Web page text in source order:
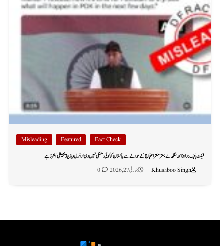
Fact Check
Featured
Misleading
فیکٹ چیک: راجناتھ سنگھ نے جنتر منتر احتجاج کے حوالے سے پاکستان کو کوئی دھمکی نہیں دی؛ وائرل ویڈیو ڈیجیٹلی آلٹرڈ ہے
Khushboo Singh
جولائی 27, 2026 0